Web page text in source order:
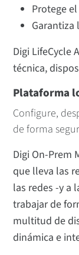
Protege
Garantiza
Digi LifeCycle
técnica,
Plataforma
Configure,
de forma
Digi On-Prem
que lleva las
las redes -y a
trabajar de
multitud de
dinámica e